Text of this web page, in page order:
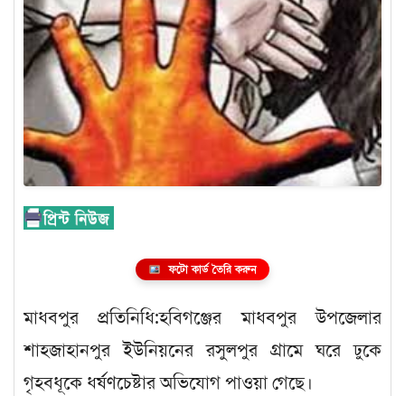
ফটো কার্ড তৈরি করুন
মাধবপুর প্রতিনিধি:হবিগঞ্জের মাধবপুর উপজেলার
শাহজাহানপুর ইউনিয়নের রসুলপুর গ্রামে ঘরে ঢুকে
গৃহবধূকে ধর্ষণচেষ্টার অভিযোগ পাওয়া গেছে।